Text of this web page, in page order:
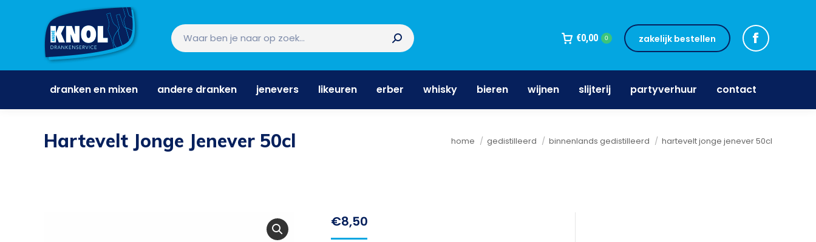
€0,00 0 zakelijk bestellen
dranken en mixen andere dranken jenevers likeuren erber whisky bieren wijnen slijterij partyverhuur contact
Hartevelt Jonge Jenever 50cl Je bent hier:
home gedistilleerd binnenlands gedistilleerd hartevelt jonge jenever 50cl
€8,50
dranken en mixen